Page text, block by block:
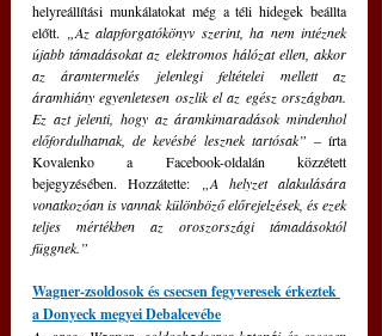
helyreállítási munkálatokat még a téli hidegek beállta
előtt.
„Az alapforgatókönyv szerint, ha nem intéznek
újabb támadásokat az elektromos hálózat ellen, akkor
az áramtermelés jelenlegi feltételei mellett az
áramhiány egyenletesen oszlik el az egész országban.
Ez azt jelenti, hogy az áramkimaradások mindenhol
előfordulhatnak, de kevésbé lesznek tartósak” – írta
Kovalenko a Facebook-oldalán közzétett
bejegyzésében. Hozzátette:
„A helyzet alakulására
vonatkozóan is vannak különböző előrejelzések, és ezek
teljes mértékben az oroszországi támadásoktól
függnek.”
Wagner-zsoldosok és csecsen fegyveresek érkeztek
a Donyeck megyei Debalcevébe